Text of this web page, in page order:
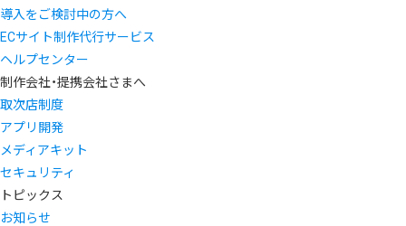
導入をご検討中の方へ
ECサイト制作代行サービス
ヘルプセンター
制作会社・提携会社さまへ
取次店制度
アプリ開発
メディアキット
セキュリティ
トピックス
お知らせ